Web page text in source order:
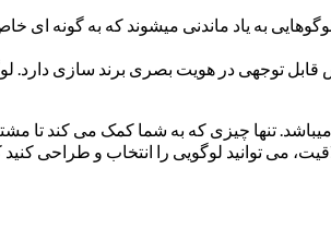
به یاد ماندنی میشوند که به گونه ای
قابل توجهی در هویت بصری برند سازی
چیزی که به شما کمک می کند تا
می توانید لوگویی را انتخاب و طراحی